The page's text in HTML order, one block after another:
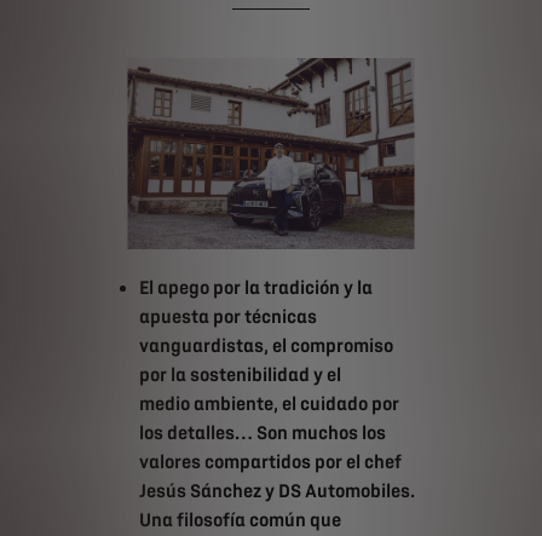
El apego por la tradición y la
apuesta por técnicas
vanguardistas, el compromiso
por la sostenibilidad y el
medio ambiente, el cuidado por
los detalles… Son muchos los
valores compartidos por el chef
Jesús Sánchez y DS Automobiles.
Una filosofía común que